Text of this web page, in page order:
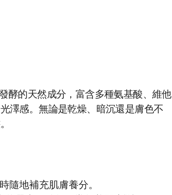
酵的天然成分，富含多種氨基酸、維他
澤感。無論是乾燥、暗沉還是膚色不
隨地補充肌膚養分。